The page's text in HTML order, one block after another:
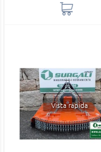
Vista rápida